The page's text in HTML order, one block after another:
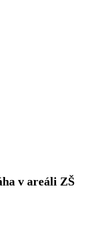
v areáli ZŠ